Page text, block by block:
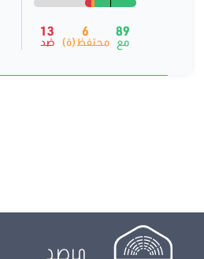
89
مع
6
محتفظ(ة)
13
ضد
مرصد